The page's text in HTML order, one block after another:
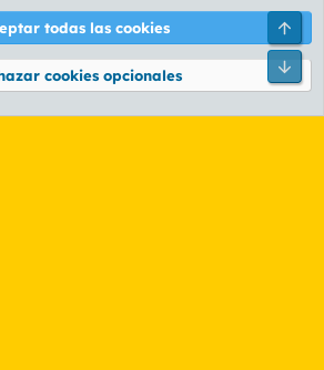
y reglas Política de privacidad Ayuda
® © 2010-2026 XenForo Ltd.
todas las cookies
cookies opcionales
Pie